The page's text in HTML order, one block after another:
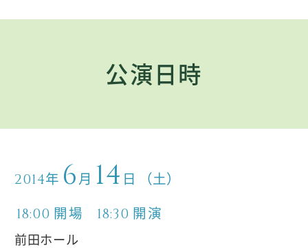
公演日時
2014年 6 月 14 日 （土）
18:00 開場 18:30 開演
前田ホール